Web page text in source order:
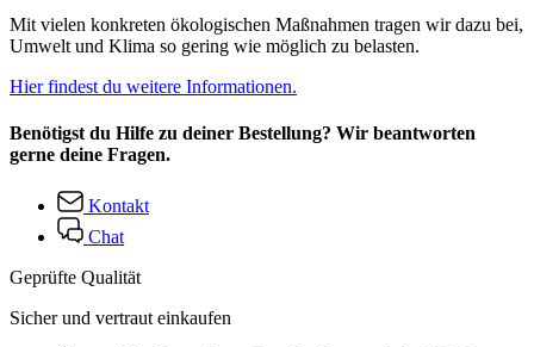
Mit vielen konkreten ökologischen Maßnahmen tragen wir dazu bei,
Umwelt und Klima so gering wie möglich zu belasten.
Hier findest du weitere Informationen.
Benötigst du Hilfe zu deiner Bestellung? Wir beantworten
gerne deine Fragen.
Kontakt
Chat
Geprüfte Qualität
Sicher und vertraut einkaufen